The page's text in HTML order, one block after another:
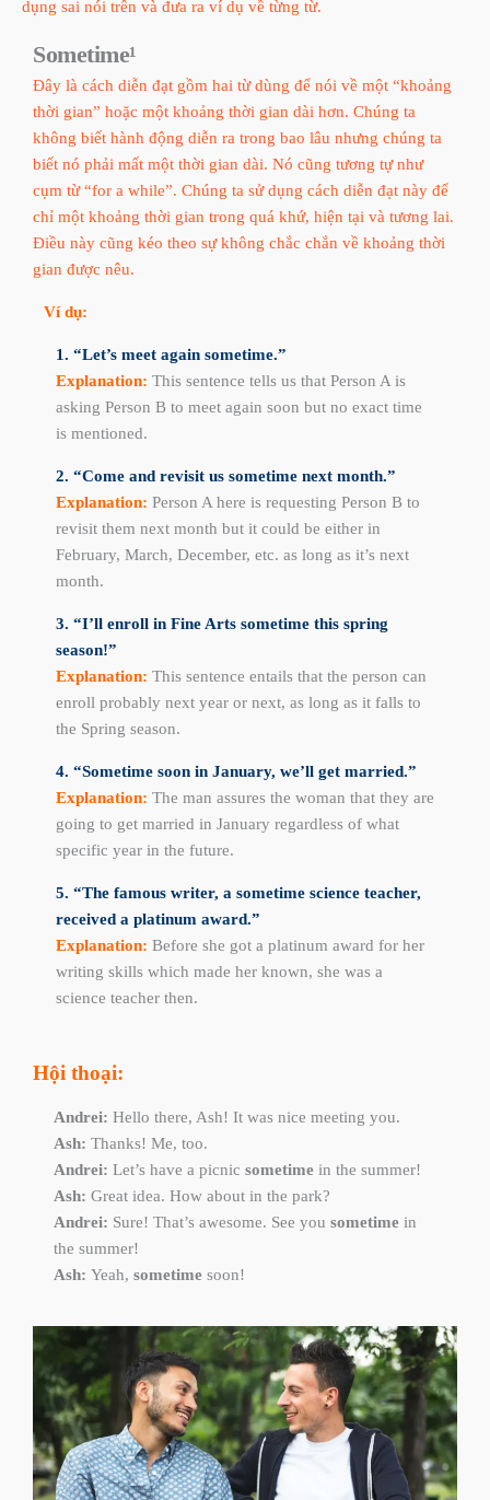
dụng sai nói trên và đưa ra ví dụ về từng từ.
Sometime¹​​
Đây là cách diễn đạt gồm hai từ dùng để nói về một “khoảng
thời gian” hoặc một khoảng thời gian dài hơn. Chúng ta
không biết hành động diễn ra trong bao lâu nhưng chúng ta
biết nó phải mất một thời gian dài. Nó cũng tương tự như
cụm từ“for a while”. Chúng ta sử dụng cách diễn đạt này để
chỉ một khoảng thời gian trong quá khứ, hiện tại và tương lai.
Điều này cũng kéo theo sự không chắc chắn về khoảng thời
gian được nêu.
Ví dụ:
1. “Let’s meet again sometime.”
Explanation: This sentence tells us that Person A is
asking Person B to meet again soon but no exact time
is mentioned.
2. “Come and revisit us sometime next month.”
Explanation: Person A here is requesting Person B to
revisit them next month but it could be either in
February, March, December, etc. as long as it’s next
month.
3. “I’ll enroll in Fine Arts sometime this spring
season!”
Explanation: This sentence entails that the person can
enroll probably next year or next, as long as it falls to
the Spring season.
4. “Sometime soon in January, we’ll get married.”
Explanation: The man assures the woman that they are
going to get married in January regardless of what
specific year in the future.
5. “The famous writer, a sometime science teacher,
received a platinum award.”
Explanation: Before she got a platinum award for her
writing skills which made her known, she was a
science teacher then.
Hội thoại:
Andrei: Hello there, Ash! It was nice meeting you.
Ash: Thanks! Me, too.
Andrei: Let’s have a picnicsometime in the summer!
Ash: Great idea. How about in the park?
Andrei: Sure! That’s awesome. See yousometime in
the summer!
Ash:Yeah,sometime soon!